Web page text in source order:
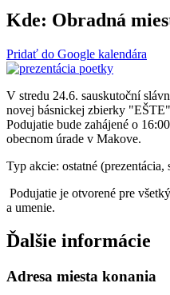
Kde: Obradná
Pridať do Google kalendára
V stredu 24.6. sauskutoční
novej básnickej zbierky
Podujatie bude zahájené o
obecnom úrade v Makove.
Typ akcie: ostatné (prezentácia,
Podujatie je otvorené pre
a umenie.
Ďalšie informácie
Adresa miesta konania